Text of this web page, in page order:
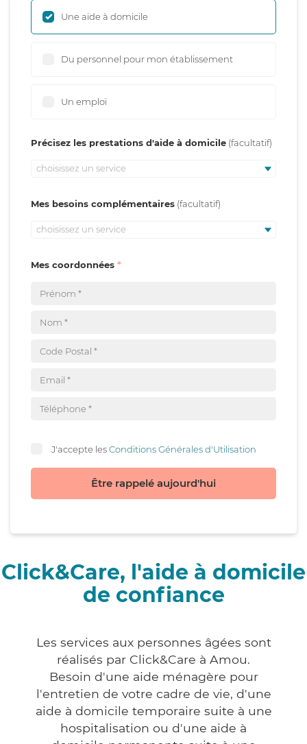
Une aide à domicile
Du personnel pour mon établissement
Un emploi
Précisez les prestations d'aide à domicile
choisissez un service
Mes besoins complémentaires
choisissez un service
Mes coordonnées
J'accepte lesConditions Générales d'Utilisation
Être rappelé aujourd'hui
Click&Care, l'aide à domicile
de confiance
Les services aux personnes âgées sont
réalisés par Click&Care à Amou.
Besoin d'une aide ménagère pour
l'entretien de votre cadre de vie, d'une
aide à domicile temporaire suite à une
hospitalisation ou d'une aide à